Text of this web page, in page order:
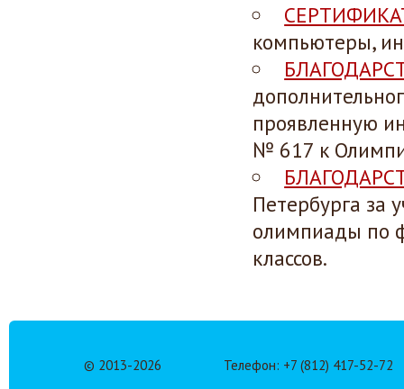
компьютеры,
проявленную
№ 617 к
Петербурга за
олимпиады по
классов.
© 2013-2026 Телефон: +7 (812) 417-52-72